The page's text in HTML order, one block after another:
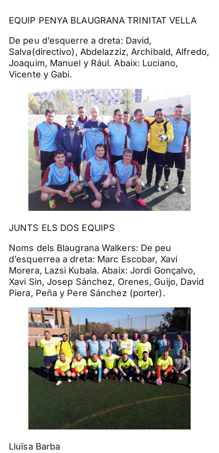
EQUIP PENYA BLAUGRANA TRINITAT VELLA
De peu d’esquerre a dreta: David,
Salva(directivo), Abdelazziz, Archibald, Alfredo,
Joaquim, Manuel y Rául. Abaix: Luciano,
Vicente y Gabi.
JUNTS ELS DOS EQUIPS
Noms dels Blaugrana Walkers: De peu
d’esquerrea a dreta: Marc Escobar, Xavi
Morera, Lazsi Kubala. Abaix: Jordi Gonçalvo,
Xavi Sin, Josep Sánchez, Orenes, Guijo, David
Piera, Peña y Pere Sánchez (porter).
Lluïsa Barba